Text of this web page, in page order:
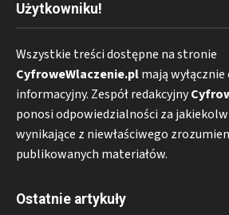
Użytkowniku!
Wszystkie treści dostępne na stronie
CyfroweWlaczenie.plmają
informacyjny. Zespół redakcyjny
ponosi odpowiedzialności za
wynikające z niewłaściwego
publikowanych materiałów.
Ostatnie artykuły